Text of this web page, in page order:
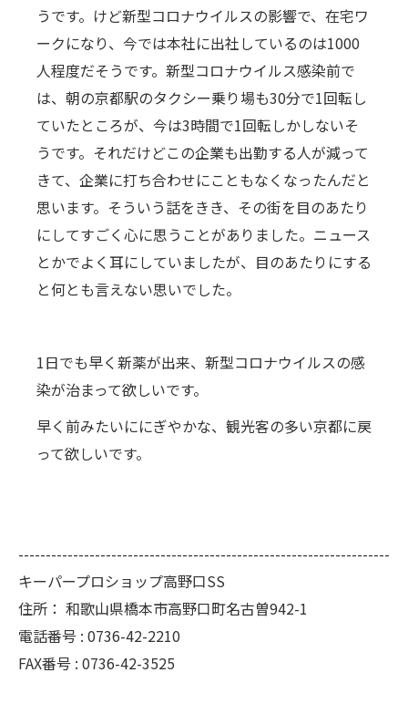
うです。けど新型コロナウイルスの影響で、在宅ワ
ークになり、今では本社に出社しているのは1000
人程度だそうです。新型コロナウイルス感染前で
は、朝の京都駅のタクシー乗り場も30分で1回転し
ていたところが、今は3時間で1回転しかしないそ
うです。それだけどこの企業も出勤する人が減って
きて、企業に打ち合わせにこともなくなったんだと
思います。そういう話をきき、その街を目のあたり
にしてすごく心に思うことがありました。ニュース
とかでよく耳にしていましたが、目のあたりにする
と何とも言えない思いでした。
1日でも早く新薬が出来、新型コロナウイルスの感
染が治まって欲しいです。
早く前みたいににぎやかな、観光客の多い京都に戻
って欲しいです。
--------------------------------------------------------------------
キーパープロショップ高野口SS
住所： 和歌山県橋本市高野口町名古曽942-1
電話番号 : 0736-42-2210
FAX番号 : 0736-42-3525